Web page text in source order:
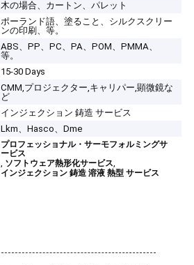
木の場合、カートン、パレット
ポーランド語、塗ること、シルクスクリー
ンの印刷、等。
ABS、PP、PC、PA、POM、PMMA、
等。
15-30 Days
CMM,プロジェクター,キャリパー,顕微鏡な
ど
インジェクション 鋳造 サービス
Lkm、Hasco、Dme
プロフェッショナル・サーモフォルミングサ
ービス
, ソフトウェア熱形化サービス,
インジェクション 鋳造 溶液 熱型 サービス